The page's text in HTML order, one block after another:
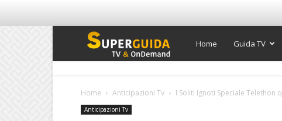
Super
Home Guida TV
Home Anticipazioni Tv I Soliti Ignoti Speciale Telethon
Anticipazioni Tv